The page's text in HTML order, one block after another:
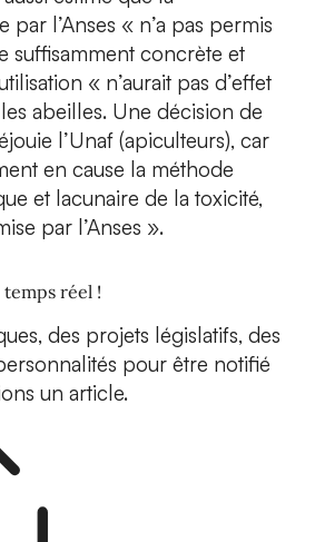
l’Anses « n’a pas permis
suffisamment concrète et
« n’aurait pas d’effet
abeilles. Une décision de
l’Unaf (apiculteurs), car
en cause la méthode
et lacunaire de la toxicité,
par l’Anses ».
réel !
des projets législatifs, des
pour être notifié
un article.